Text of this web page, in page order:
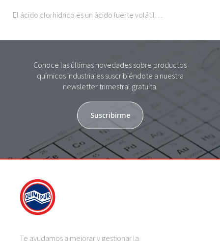
El ácido clorhídrico es un ácido fuerte volátil…
Conoce las últimas novedades sobre productos
químicos industriales suscribiéndote a nuestra
newsletter trimestral gratuita.
Suscribirme
Te ayudamos a mejorar y gestionar la